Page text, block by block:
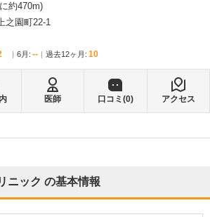
約470m)
之園町22-1
6月 : -- 過去12ヶ月: 10
医師 口コミ(0) アクセス
ニック の基本情報